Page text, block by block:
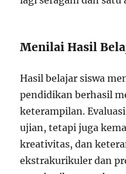
Menilai Hasil
Hasil belajar siswa
pendidikan berhasil
keterampilan.
ujian, tetapi juga
kreativitas, dan
ekstrakurikuler dan